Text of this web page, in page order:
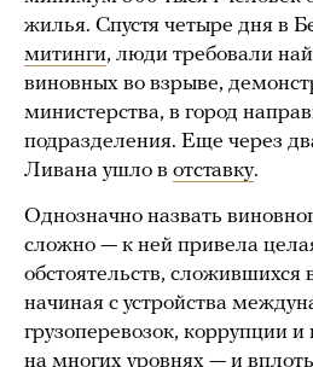
жилья. Спустя четыре дня в
митинги, люди требовали
виновных во взрыве,
министерства, в город
подразделения. Еще через
Ливана ушло в отставку.
Однозначно назвать
сложно — к ней привела
обстоятельств, сложившихся
начиная с устройства
грузоперевозок, коррупции
на многих уровнях — и